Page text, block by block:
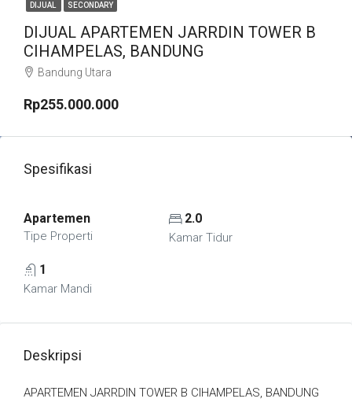
DIJUAL SECONDARY
DIJUAL APARTEMEN JARRDIN TOWER B
CIHAMPELAS, BANDUNG
Bandung Utara
Rp255.000.000
Spesifikasi
Apartemen
Tipe Properti
2.0
Kamar Tidur
1
Kamar Mandi
Deskripsi
APARTEMEN JARRDIN TOWER B CIHAMPELAS, BANDUNG